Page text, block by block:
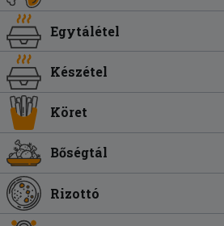
Egytálétel
Készétel
Köret
Bőségtál
Rizottó